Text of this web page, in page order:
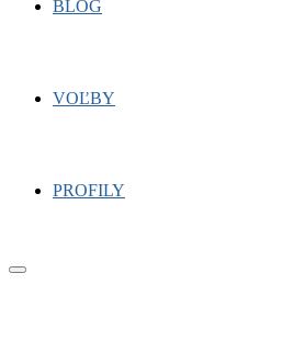
BLOG
VOĽBY
PROFILY
Primary